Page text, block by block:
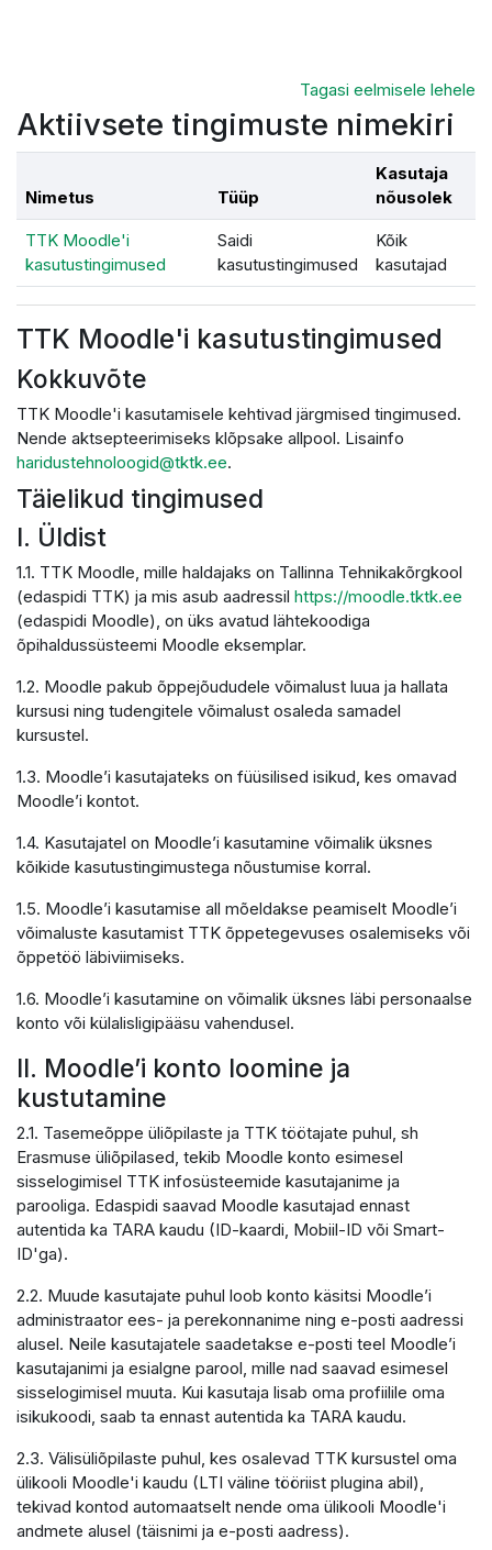
Tagasi eelmisele lehele
Aktiivsete tingimuste nimekiri
Nimetus Tüüp
Kasutaja
nõusolek
TTK Moodle'i
kasutustingimused
Saidi
kasutustingimused
Kõik
kasutajad
TTK Moodle'i kasutustingimused
Kokkuvõte
TTK Moodle'i kasutamisele kehtivad järgmised tingimused.
Nende aktsepteerimiseks klõpsake allpool. Lisainfo
haridustehnoloogid@tktk.ee.
Täielikud tingimused
I. Üldist
1.1. TTK Moodle, mille haldajaks on Tallinna Tehnikakõrgkool
(edaspidi TTK) ja mis asub aadressil https://moodle.tktk.ee
(edaspidi Moodle), on üks avatud lähtekoodiga
õpihaldussüsteemi Moodle eksemplar.
1.2. Moodle pakub õppejõududele võimalust luua ja hallata
kursusi ning tudengitele võimalust osaleda samadel
kursustel.
1.3. Moodle’i kasutajateks on füüsilised isikud, kes omavad
Moodle’i kontot.
1.4. Kasutajatel on Moodle’i kasutamine võimalik üksnes
kõikide kasutustingimustega nõustumise korral.
1.5. Moodle’i kasutamise all mõeldakse peamiselt Moodle’i
võimaluste kasutamist TTK õppetegevuses osalemiseks või
õppetöö läbiviimiseks.
1.6. Moodle’i kasutamine on võimalik üksnes läbi personaalse
konto või külalisligipääsu vahendusel.
II. Moodle’i konto loomine ja
kustutamine
2.1. Tasemeõppe üliõpilaste ja TTK töötajate puhul, sh
Erasmuse üliõpilased, tekib Moodle konto esimesel
sisselogimisel TTK infosüsteemide kasutajanime ja
parooliga. Edaspidi saavad Moodle kasutajad ennast
autentida ka TARA kaudu (ID-kaardi, Mobiil-ID või Smart-
ID'ga).
2.2. Muude kasutajate puhul loob konto käsitsi Moodle’i
administraator ees- ja perekonnanime ning e-posti aadressi
alusel. Neile kasutajatele saadetakse e-posti teel Moodle’i
kasutajanimi ja esialgne parool, mille nad saavad esimesel
sisselogimisel muuta. Kui kasutaja lisab oma profiilile oma
isikukoodi, saab ta ennast autentida ka TARA kaudu.
2.3. Välisüliõpilaste puhul, kes osalevad TTK kursustel oma
ülikooli Moodle'i kaudu (LTI väline tööriist plugina abil),
tekivad kontod automaatselt nende oma ülikooli Moodle'i
andmete alusel (täisnimi ja e-posti aadress).